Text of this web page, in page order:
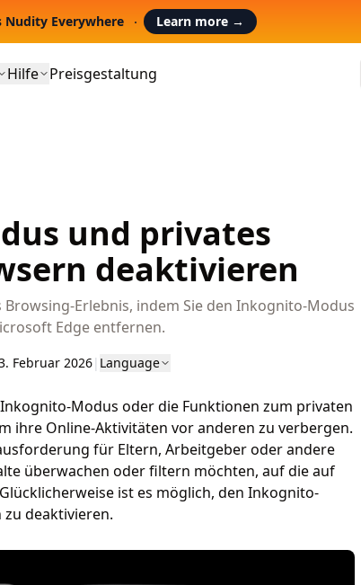
Nudity Everywhere Learn more →
Hilfe Preisgestaltung
und privates
deaktivieren
Erlebnis, indem Sie den Inkognito-Modus
Edge entfernen.
Februar 2026| Language
Modus oder die Funktionen zum privaten
ihre Online-Aktivitäten vor anderen zu verbergen.
für Eltern, Arbeitgeber oder andere
überwachen oder filtern möchten, auf die auf
ist es möglich, den Inkognito-
deaktivieren.